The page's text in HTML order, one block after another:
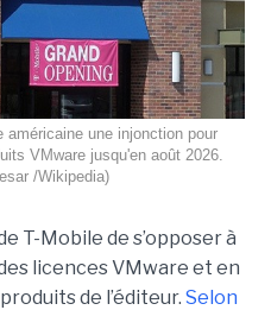
une injonction pour
VMware jusqu'en août 2026.
/Wikipedia)
T-Mobile de s’opposer à
licences VMware et en
de l’éditeur. Selon